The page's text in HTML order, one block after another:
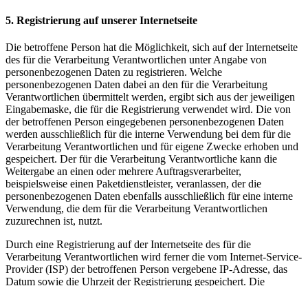
5. Registrierung auf unserer Internetseite
Die betroffene Person hat die Möglichkeit, sich auf der Internetseite
des für die Verarbeitung Verantwortlichen unter Angabe von
personenbezogenen Daten zu registrieren. Welche
personenbezogenen Daten dabei an den für die Verarbeitung
Verantwortlichen übermittelt werden, ergibt sich aus der jeweiligen
Eingabemaske, die für die Registrierung verwendet wird. Die von
der betroffenen Person eingegebenen personenbezogenen Daten
werden ausschließlich für die interne Verwendung bei dem für die
Verarbeitung Verantwortlichen und für eigene Zwecke erhoben und
gespeichert. Der für die Verarbeitung Verantwortliche kann die
Weitergabe an einen oder mehrere Auftragsverarbeiter,
beispielsweise einen Paketdienstleister, veranlassen, der die
personenbezogenen Daten ebenfalls ausschließlich für eine interne
Verwendung, die dem für die Verarbeitung Verantwortlichen
zuzurechnen ist, nutzt.
Durch eine Registrierung auf der Internetseite des für die
Verarbeitung Verantwortlichen wird ferner die vom Internet-Service-
Provider (ISP) der betroffenen Person vergebene IP-Adresse, das
Datum sowie die Uhrzeit der Registrierung gespeichert. Die